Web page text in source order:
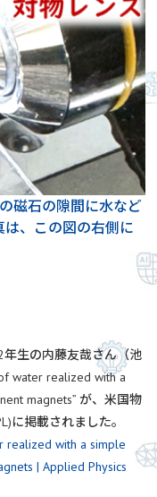
磁石の隙間に水など
、この図の右側に
生の内藤友哉さん（池
water realized with a
magnets” が、米国物
に掲載されました。
realized with a simple
| Applied Physics